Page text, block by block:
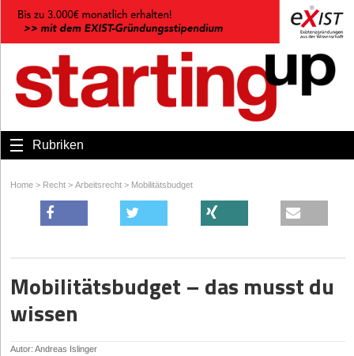
Rubriken
Home > Recht > Arbeitsrecht > Mobilitätsbudget
Mobilitätsbudget – das musst du
wissen
Autor: Andreas Islinger